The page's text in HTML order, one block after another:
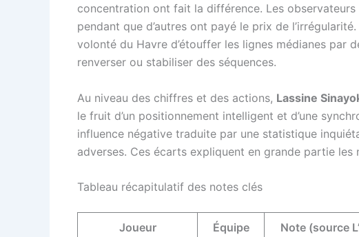
concentration ont fait la différence. Les
pendant que d’autres ont payé le prix de
volonté du Havre d’étouffer les lignes médianes par
renverser ou stabiliser des séquences.
Au niveau des chiffres et des actions, Lassine
le fruit d’un positionnement intelligent et d’une
influence négative traduite par une statistique
adverses. Ces écarts expliquent en grande partie les
Tableau récapitulatif des notes clés
Joueur Équipe Note (source